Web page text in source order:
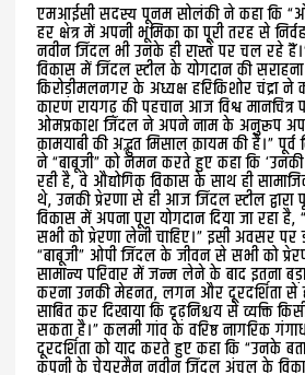
एमआईसी सदस्य पूनम सोलंकी ने कहा कि
हर क्षेत्र में अपनी भूमिका का पूरी तरह से
नवीन जिंदल भी उनके ही रास्ते पर चल रहे
विकास में जिंदल स्टील के योगदान की
किरोड़ीमलनगर के अध्यक्ष हरिकिशोर चंद्रा
कारण रायगढ़ की पहचान आज विश्व मानचित्र
ओमप्रकाश जिंदल ने अपने नाम के अनुरूप
क़ामयाबी की अद्भुत मिसाल क़ायम की है।”
ने “बाबूजी” को नमन करते हुए कहा कि
रही है, वे औद्योगिक विकास के साथ ही
थे, उनकी प्रेरणा से ही आज जिंदल स्टील द्वारा
विकास में अपना पूरा योगदान दिया जा रहा
सभी को प्रेरणा लेनी चाहिए।” इसी अवसर
“बाबूजी” ओपी जिंदल के जीवन से सभी को
सामान्य परिवार में जन्म लेने के बाद इतना
करना उनकी मेहनत, लगन और दूरदर्शिता
साबित कर दिखाया कि दृढ़निश्चय से व्यक्ति
सकता है।” कलमी गांव के वरिष्ठ नागरिक
दूरदर्शिता को याद करते हुए कहा कि “उनके
कंपनी के चेयरमैन नवीन जिंदल अंचल के